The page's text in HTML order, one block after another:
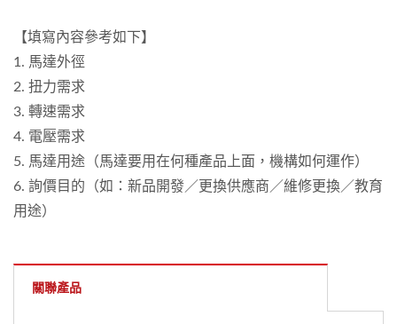
【填寫內容參考如下】
1. 馬達外徑
2. 扭力需求
3. 轉速需求
4. 電壓需求
5. 馬達用途（馬達要用在何種產品上面，機構如何運作）
6. 詢價目的（如：新品開發／更換供應商／維修更換／教育
用途）
關聯產品